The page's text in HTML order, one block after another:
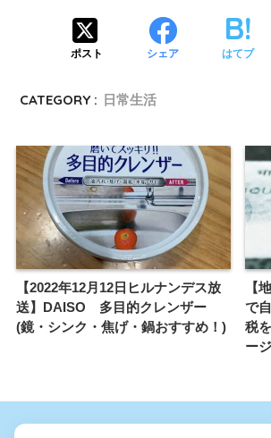
ポスト シェア はてブ
CATEGORY : 日常生活
【2022年12月12日ヒルナンデス放
送】DAISO 多目的クレンザー
(鏡・シンク・焦げ・鍋おすすめ！)
【
で
税
ー